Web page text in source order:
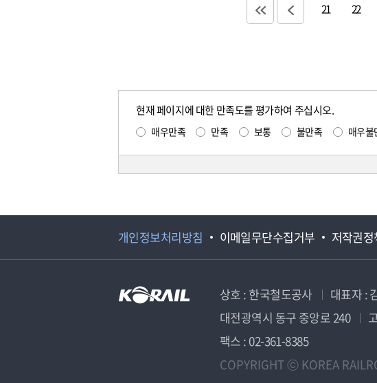
21 22
현재 페이지에 대한 만족도를 평가하여 주십시오.
매우만족 만족 보통 불만족 매우불
개인정보처리방침 이메일무단수집거부 저작권정
상호 : 한국철도공사 대표자 :
대전광역시 동구 중앙로 240
팩스 : 02-361-8385
COPYRIGHT ⓒ KOREA